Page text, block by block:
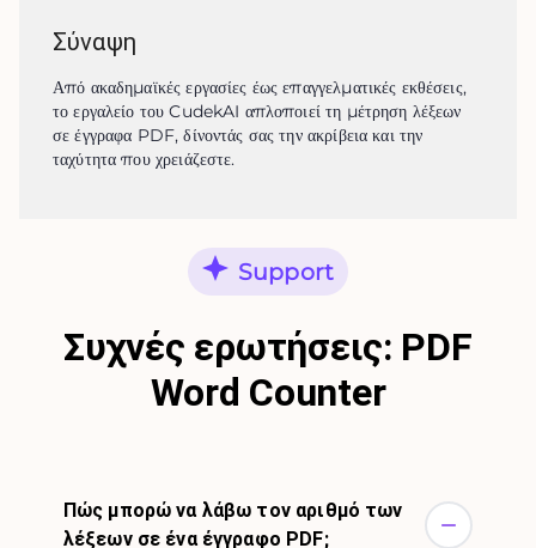
Σύναψη
Από ακαδημαϊκές εργασίες έως επαγγελματικές εκθέσεις,
το εργαλείο του CudekAI απλοποιεί τη μέτρηση λέξεων
σε έγγραφα PDF, δίνοντάς σας την ακρίβεια και την
ταχύτητα που χρειάζεστε.
Support
Συχνές ερωτήσεις: PDF
Word Counter
Πώς μπορώ να λάβω τον αριθμό των
λέξεων σε ένα έγγραφο PDF;